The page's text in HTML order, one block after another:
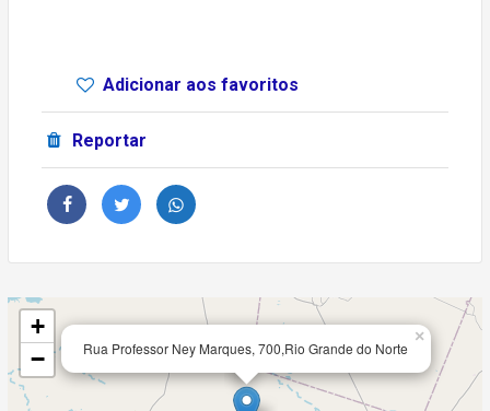
Adicionar aos favoritos
Reportar
Rua Professor Ney Marques, 700,Rio Grande do Norte
×
+
−